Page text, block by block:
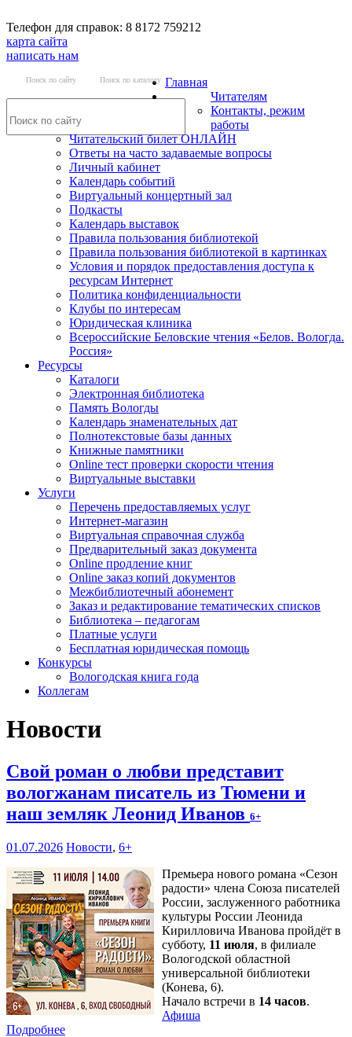
Телефон для справок: 8 8172 759212
карта сайта
написать нам
Поиск по сайту Поиск по каталогу Главная
Читателям
Контакты, режим
работы
Читательский билет ОНЛАЙН
Ответы на часто задаваемые вопросы
Личный кабинет
Календарь событий
Виртуальный концертный зал
Подкасты
Календарь выставок
Правила пользования библиотекой
Правила пользования библиотекой в картинках
Условия и порядок предоставления доступа к
ресурсам Интернет
Политика конфиденциальности
Клубы по интересам
Юридическая клиника
Всероссийские Беловские чтения «Белов. Вологда.
Россия»
Ресурсы
Каталоги
Электронная библиотека
Память Вологды
Календарь знаменательных дат
Полнотекстовые базы данных
Книжные памятники
Online тест проверки скорости чтения
Виртуальные выставки
Услуги
Перечень предоставляемых услуг
Интернет-магазин
Виртуальная справочная служба
Предварительный заказ документа
Online продление книг
Online заказ копий документов
Межбиблиотечный абонемент
Заказ и редактирование тематических списков
Библиотека – педагогам
Платные услуги
Бесплатная юридическая помощь
Конкурсы
Вологодская книга года
Коллегам
Новости
Свой роман о любви представит
вологжанам писатель из Тюмени и
наш земляк Леонид Иванов 6+
01.07.2026 Новости, 6+
Премьера нового романа «Сезон
радости» члена Союза писателей
России, заслуженного работника
культуры России Леонида
Кирилловича Иванова пройдёт в
субботу, 11 июля, в филиале
Вологодской областной
универсальной библиотеки
(Конева, 6).
Начало встречи в 14 часов.
Афиша
Подробнее